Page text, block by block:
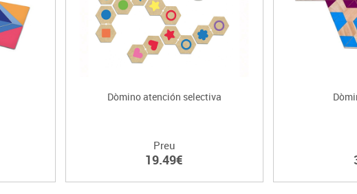
Dòmino atención selectiva
Preu
19.49€